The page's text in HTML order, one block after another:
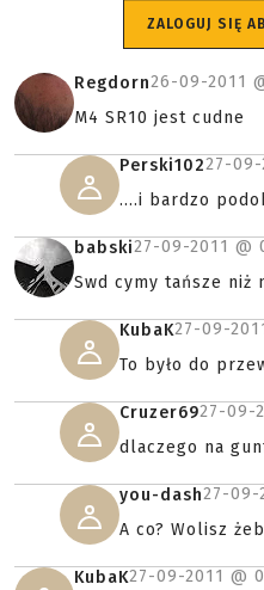
ZALOGUJ SIĘ
Regdorn26-09-2011
M4 SR10 jest cudne
Perski10227-09-
....i bardzo
babski27-09-2011 @
Swd cymy tańsze niż
KubaK27-09-
To było do
Cruzer6927-09-
dlaczego na
you-dash27-09-
A co? Wolisz
KubaK27-09-2011 @